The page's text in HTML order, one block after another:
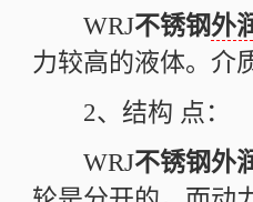
WRJ不锈钢外
力较高的液体。介
2、结构 点：
WRJ不锈钢外